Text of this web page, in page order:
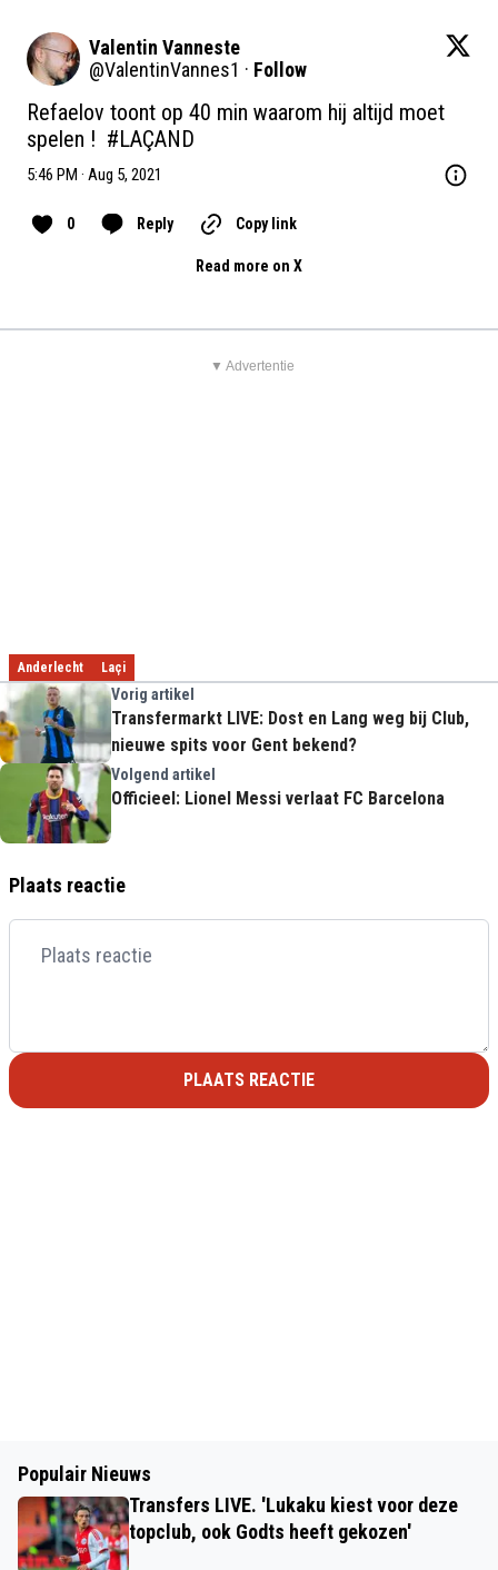
Valentin Vanneste
@ValentinVannes1 · Follow
Refaelov toont op 40 min waarom hij altijd moet
spelen ! #LAÇAND
5:46 PM · Aug 5, 2021
0 Reply Copy link
Read more on X
▼ Advertentie
Anderlecht Laçi
Vorig artikel
Transfermarkt LIVE: Dost en Lang weg bij Club,
nieuwe spits voor Gent bekend?
Volgend artikel
Officieel: Lionel Messi verlaat FC Barcelona
Plaats reactie
PLAATS REACTIE
Populair Nieuws
Transfers LIVE. 'Lukaku kiest voor deze
topclub, ook Godts heeft gekozen'